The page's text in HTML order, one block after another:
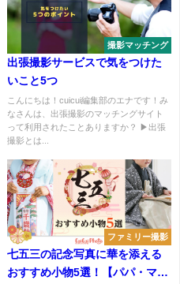
撮影マッチング
出張撮影サービスで気をつけた
いこと5つ
こんにちは！cuicui編集部のエナです！み
なさんは、出張撮影のマッチングサイト
って利用されたことありますか？ ▶出張
撮影とは...
ファミリー撮影
七五三の記念写真に華を添える
おすすめ小物5選！【パパ・ママ